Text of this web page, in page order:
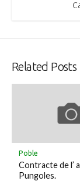
Related Posts
Poble
Contracte de l’
Pungoles.